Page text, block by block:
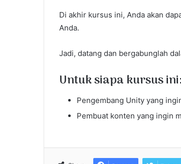
Di akhir kursus ini, Anda akan
Anda.
Jadi, datang dan bergabunglah
Untuk siapa kursus ini:
Pengembang Unity yang
Pembuat konten yang ingin